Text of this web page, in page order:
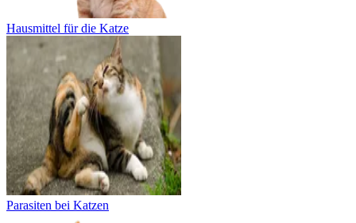
Hausmittel für die Katze
Parasiten bei Katzen